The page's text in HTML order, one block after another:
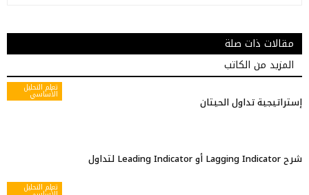
مقالات ذات صلة
المزيد من الكاتب
تعلم التحليل
الأساسي إستراتيجية تداول الحيتان
تعلم التحليل
شرح Lagging Indicator أو Leading Indicator لتداول